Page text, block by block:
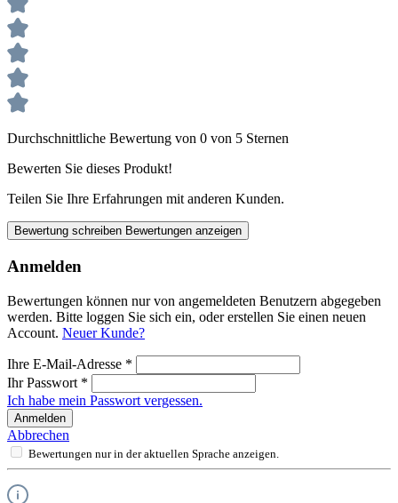
Durchschnittliche Bewertung von 0 von 5 Sternen
Bewerten Sie dieses Produkt!
Teilen Sie Ihre Erfahrungen mit anderen Kunden.
Bewertung schreiben Bewertungen anzeigen
Anmelden
Bewertungen können nur von angemeldeten Benutzern abgegeben
werden. Bitte loggen Sie sich ein, oder erstellen Sie einen neuen
Account. Neuer Kunde?
Ihre E-Mail-Adresse *
Ihr Passwort *
Ich habe mein Passwort vergessen.
Anmelden
Abbrechen
Bewertungen nur in der aktuellen Sprache anzeigen.